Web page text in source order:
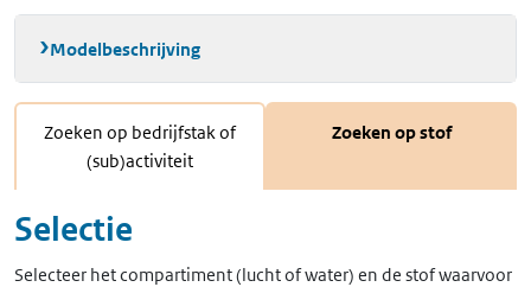
Modelbeschrijving
Zoeken op bedrijfstak of
(sub)activiteit
Zoeken op stof
Selectie
Selecteer het compartiment (lucht of water) en de stof waarvoor